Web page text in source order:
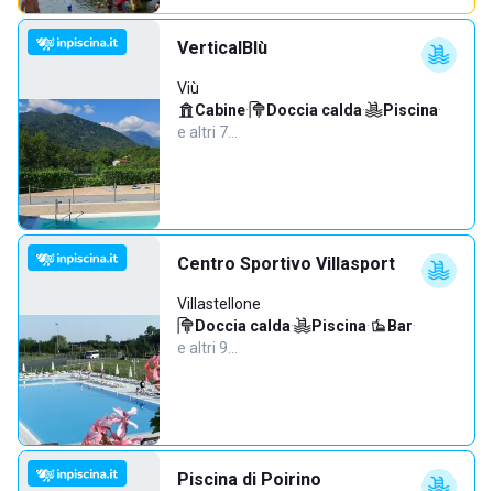
VerticalBlù
Viù
Cabine· Doccia calda· Piscina·
e altri 7…
Centro Sportivo Villasport
Villastellone
Doccia calda· Piscina· Bar·
e altri 9…
Piscina di Poirino